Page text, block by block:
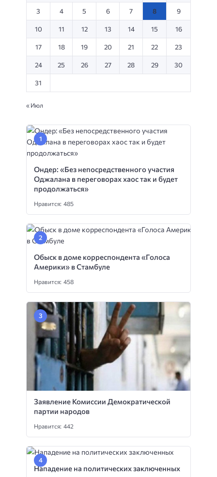
3 4 5 6 7 8 9
10 11 12 13 14 15 16
17 18 19 20 21 22 23
24 25 26 27 28 29 30
31
« Июл
Ондер: «Без непосредственного участия
Оджалана в переговорах хаос так и будет
продолжаться»
Нравится: 485
Обыск в доме корреспондента «Голоса
Америки» в Стамбуле
Нравится: 458
Заявление Комиссии Демократической
партии народов
Нравится: 442
Нападение на политических заключенных